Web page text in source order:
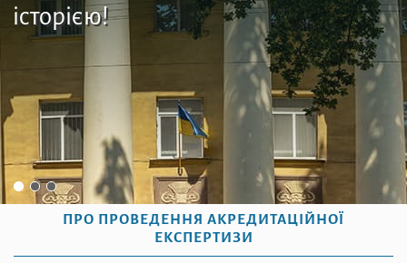
історією!
ПРО ПРОВЕДЕННЯ АКРЕДИТАЦІЙНОЇ
ЕКСПЕРТИЗИ